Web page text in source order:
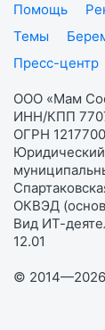
Помощь
Темы
Пресс-центр
ООО «Мам
ИНН/КПП
ОГРН
Юридический
ОКВЭД
Вид ИТ-
12.01
© 2014—2026